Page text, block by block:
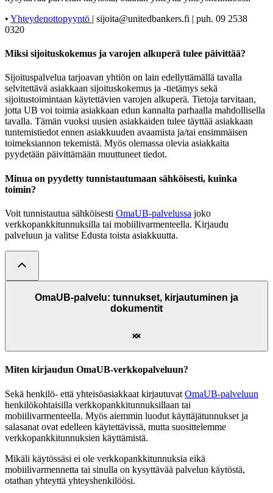
• Yhteydenottopyyntö | sijoita@unitedbankers.fi | puh. 09 2538
0320
Miksi sijoituskokemus ja varojen alkuperä tulee päivittää?
Sijoituspalvelua tarjoavan yhtiön on lain edellyttämällä tavalla
selvitettävä asiakkaan sijoituskokemus ja -tietämys sekä
sijoitustoimintaan käytettävien varojen alkuperä. Tietoja tarvitaan,
jotta UB voi toimia asiakkaan edun kannalta parhaalla mahdollisella
tavalla. Tämän vuoksi uusien asiakkaiden tulee täyttää asiakkaan
tuntemistiedot ennen asiakkuuden avaamista ja/tai ensimmäisen
toimeksiannon tekemistä. Myös olemassa olevia asiakkaita
pyydetään päivittämään muuttuneet tiedot.
Minua on pyydetty tunnistautumaan sähköisesti, kuinka
toimin?
Voit tunnistautua sähköisesti OmaUB-palvelussa joko
verkkopankkitunnuksilla tai mobiilivarmenteella. Kirjaudu
palveluun ja valitse Edusta toista asiakkuutta.
OmaUB-palvelu: tunnukset, kirjautuminen ja
dokumentit
Miten kirjaudun OmaUB-verkkopalveluun?
Sekä henkilö- että yhteisöasiakkaat kirjautuvat OmaUB-palveluun
henkilökohtaisilla verkkopankkitunnuksillaan tai
mobiilivarmenteella. Myös aiemmin luodut käyttäjätunnukset ja
salasanat ovat edelleen käytettävissä, mutta suosittelemme
verkkopankkitunnuksien käyttämistä.
Mikäli käytössäsi ei ole verkkopankkitunnuksia eikä
mobiilivarmennetta tai sinulla on kysyttävää palvelun käytöstä,
otathan yhteyttä yhteyshenkilöösi.